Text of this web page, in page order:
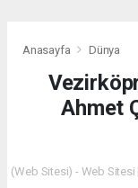
Anasayfa Dünya
Ahmet
(Web Sitesi) - Web Sitesi